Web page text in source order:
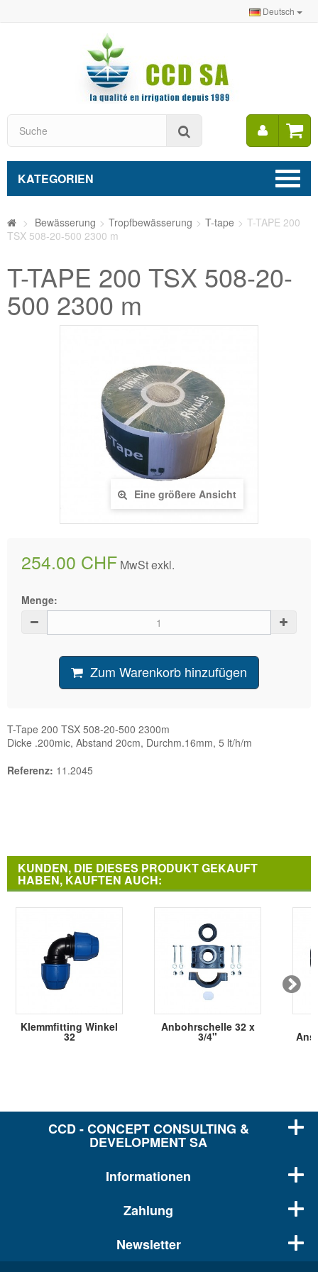
Deutsch
Mein
Konto
KATEGORIEN
> Bewässerung > Tropfbewässerung > T-tape > T-TAPE 200
TSX 508-20-500 2300 m
T-TAPE 200 TSX 508-20-
500 2300 m
Eine größere Ansicht
254.00 CHF MwSt exkl.
Menge:
Zum Warenkorb hinzufügen
T-Tape 200 TSX 508-20-500 2300m
Dicke .200mic, Abstand 20cm, Durchm.16mm, 5 lt/h/m
Referenz: 11.2045
KUNDEN, DIE DIESES PRODUKT GEKAUFT
HABEN, KAUFTEN AUCH:
Klemmfitting Winkel
32
Anbohrschelle 32 x
3/4"
CCD - CONCEPT CONSULTING &
DEVELOPMENT SA
Informationen
Zahlung
Newsletter